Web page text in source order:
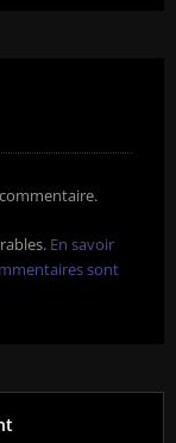
En savoir
sont